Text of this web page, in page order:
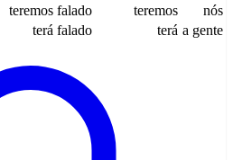
nós
teremos
teremos falado
a gente
terá
terá falado